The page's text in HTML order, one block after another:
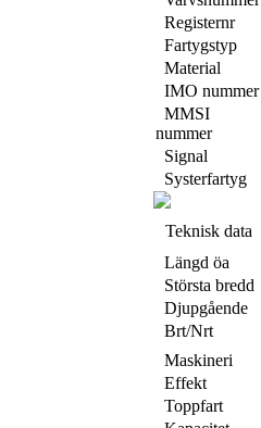
Registernr
Fartygstyp
Material
IMO nummer
MMSI
nummer
Signal
Systerfartyg
Teknisk data
Längd öa
Största bredd
Djupgående
Brt/Nrt
Maskineri
Effekt
Toppfart